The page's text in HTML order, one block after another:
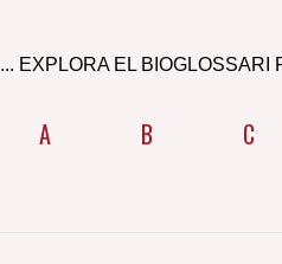
... EXPLORA EL BIOGLOSSARI
A B C